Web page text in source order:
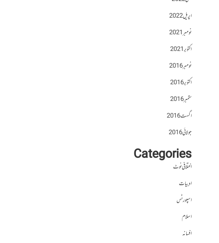
اپریل 2022
نومبر 2021
اکتوبر 2021
نومبر 2016
اکتوبر 2016
ستمبر 2016
اگست 2016
جولائی 2016
Categories
اختلافی نوٹ
ادبیات
اسپورٹس
اسلام
افسانہ